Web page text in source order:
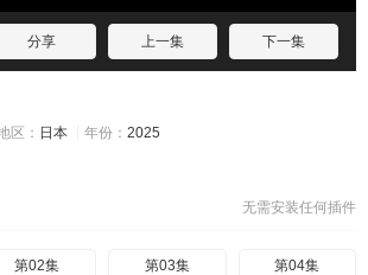
分享 上一集 下一集
区： 日本 年份： 2025
无需安装任何插件
第02集 第03集 第04集